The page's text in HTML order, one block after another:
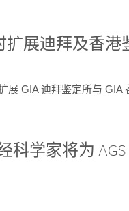
扩展迪拜及香
展 GIA 迪拜鉴定所与 GIA
科学家将为